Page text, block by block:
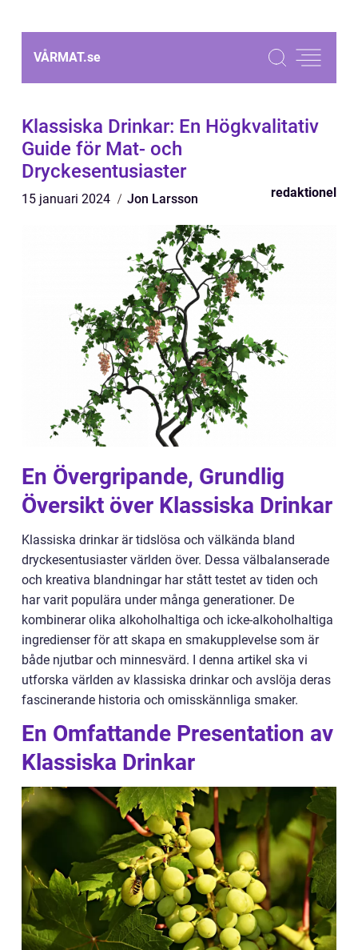
VÅRMAT.se
Klassiska Drinkar: En Högkvalitativ
Guide för Mat- och
Dryckesentusiaster
15 januari 2024 Jon Larsson redaktionel
En Övergripande, Grundlig
Översikt över Klassiska Drinkar
Klassiska drinkar är tidslösa och välkända bland
dryckesentusiaster världen över. Dessa välbalanserade
och kreativa blandningar har stått testet av tiden och
har varit populära under många generationer. De
kombinerar olika alkoholhaltiga och icke-alkoholhaltiga
ingredienser för att skapa en smakupplevelse som är
både njutbar och minnesvärd. I denna artikel ska vi
utforska världen av klassiska drinkar och avslöja deras
fascinerande historia och omisskännliga smaker.
En Omfattande Presentation av
Klassiska Drinkar